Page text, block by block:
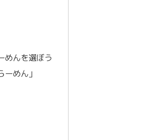
めんを選ぼう
めん」